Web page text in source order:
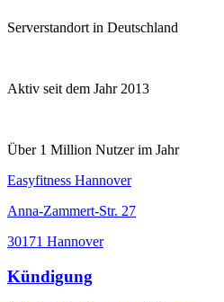
Serverstandort in Deutschland
Aktiv seit dem Jahr 2013
Über 1 Million Nutzer im Jahr
Easyfitness Hannover
Anna-Zammert-Str. 27
30171 Hannover
Kündigung